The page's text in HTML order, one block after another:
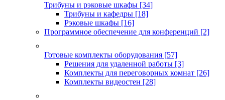
Трибуны и рэковые шкафы [34]
Трибуны и кафедры [18]
Рэковые шкафы [16]
Программное обеспечение для конференций [2]
Готовые комплекты оборудования [57]
Решения для удаленной работы [3]
Комплекты для переговорных комнат [26]
Комплекты видеостен [28]